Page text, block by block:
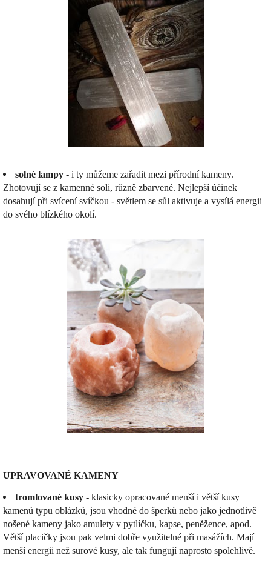
solné lampy - i ty můžeme zařadit mezi přírodní kameny.
Zhotovují se z kamenné soli, různě zbarvené. Nejlepší účinek
dosahují při svícení svíčkou - světlem se sůl aktivuje a vysílá energii
do svého blízkého okolí.
UPRAVOVANÉ KAMENY
tromlované kusy - klasicky opracované menší i větší kusy
kamenů typu oblázků, jsou vhodné do šperků nebo jako jednotlivě
nošené kameny jako amulety v pytlíčku, kapse, peněžence, apod.
Větší placičky jsou pak velmi dobře využitelné při masážích. Mají
menší energii než surové kusy, ale tak fungují naprosto spolehlivě.